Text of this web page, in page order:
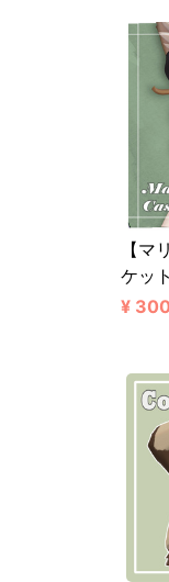
【
ケット
¥ 300